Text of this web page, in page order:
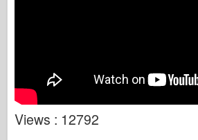
Views : 12792